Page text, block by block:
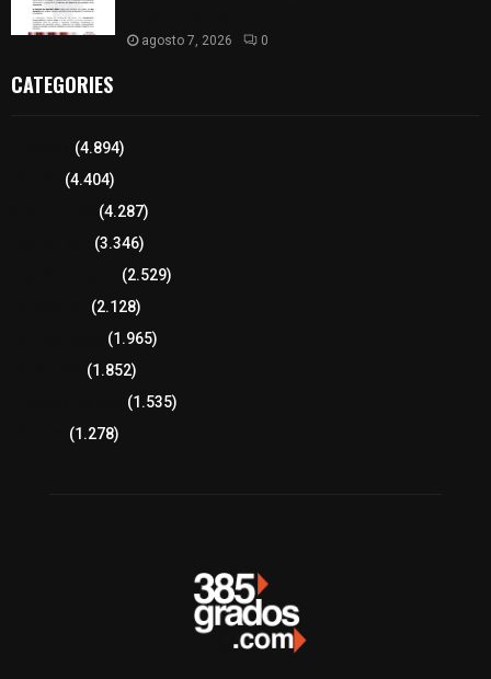
agosto 7, 2026 0
CATEGORIES
(4.894)
(4.404)
(4.287)
(3.346)
(2.529)
(2.128)
(1.965)
(1.852)
(1.535)
(1.278)